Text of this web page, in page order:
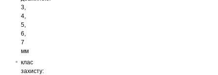
3,
4,
5,
6,
7
мм
клас
захисту: